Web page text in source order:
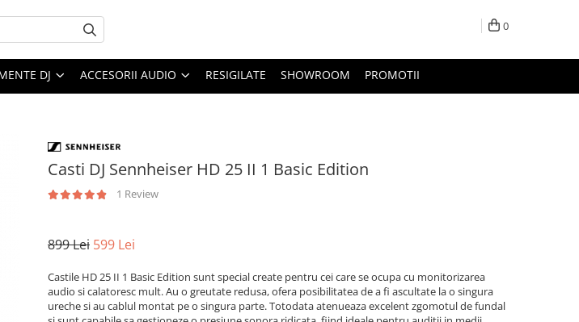
0
DJ ACCESORII AUDIO RESIGILATE SHOWROOM PROMOTII
Casti DJ Sennheiser HD 25 II 1 Basic Edition
1 Review
899 Lei 599 Lei
Castile HD 25 II 1 Basic Edition sunt special create pentru cei care se ocupa cu monitorizarea
audio si calatoresc mult. Au o greutate redusa, ofera posibilitatea de a fi ascultate la o singura
ureche si au cablul montat pe o singura parte. Totodata atenueaza excelent zgomotul de fundal